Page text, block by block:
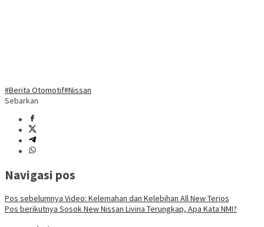
#Berita Otomotif#Nissan
Sebarkan
Navigasi pos
Pos sebelumnya Video: Kelemahan dan Kelebihan All New Terios
Pos berikutnya Sosok New Nissan Livina Terungkap, Apa Kata NMI?